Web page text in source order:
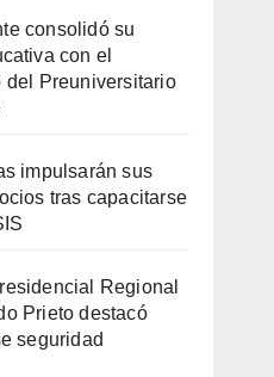
consolidó su
con el
del Preuniversitario
impulsarán sus
tras capacitarse
Regional
Prieto destacó
seguridad